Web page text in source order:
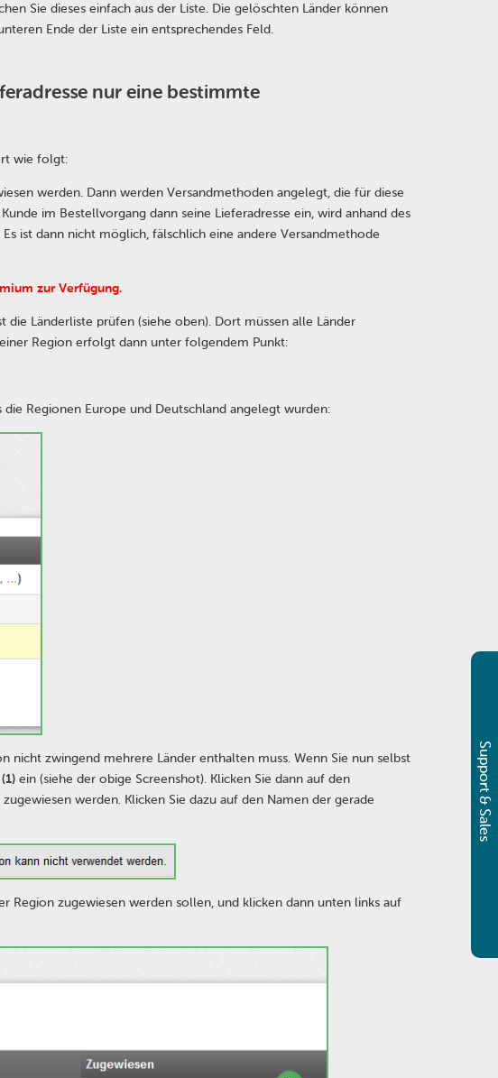
Sie dieses einfach aus der Liste. Die gelöschten Länder können
Ende der Liste ein entsprechendes Feld.
nur eine bestimmte
wie folgt:
werden. Dann werden Versandmethoden angelegt, die für diese
im Bestellvorgang dann seine Lieferadresse ein, wird anhand des
ist dann nicht möglich, fälschlich eine andere Versandmethode
zur Verfügung.
die Länderliste prüfen (siehe oben). Dort müssen alle Länder
Region erfolgt dann unter folgendem Punkt:
Regionen Europe und Deutschland angelegt wurden:
nicht zwingend mehrere Länder enthalten muss. Wenn Sie nun selbst
ein (siehe der obige Screenshot). Klicken Sie dann auf den
werden. Klicken Sie dazu auf den Namen der gerade
Region zugewiesen werden sollen, und klicken dann unten links auf
Support & Sales